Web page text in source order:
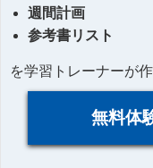
週間計画
参考書リスト
を学習トレーナーが
無料体